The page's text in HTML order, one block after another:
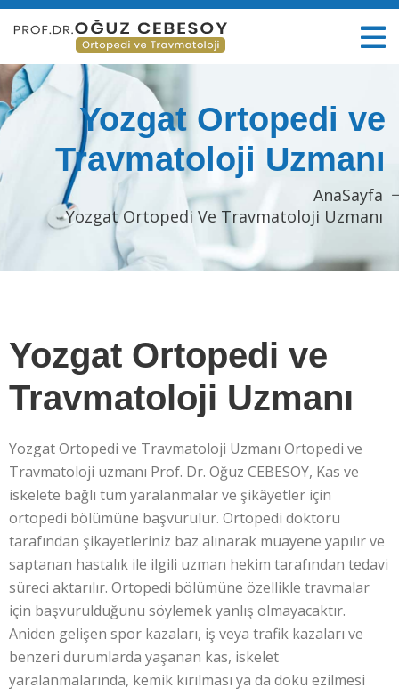
Yozgat Ortopedi ve
Travmatoloji Uzmanı
AnaSayfa
Yozgat Ortopedi Ve Travmatoloji Uzmanı
Yozgat Ortopedi ve
Travmatoloji Uzmanı
Yozgat Ortopedi ve Travmatoloji Uzmanı Ortopedi ve
Travmatoloji uzmanı Prof. Dr. Oğuz CEBESOY, Kas ve
iskelete bağlı tüm yaralanmalar ve şikâyetler için
ortopedi bölümüne başvurulur. Ortopedi doktoru
tarafından şikayetleriniz baz alınarak muayene yapılır ve
saptanan hastalık ile ilgili uzman hekim tarafından tedavi
süreci aktarılır. Ortopedi bölümüne özellikle travmalar
için başvurulduğunu söylemek yanlış olmayacaktır.
Aniden gelişen spor kazaları, iş veya trafik kazaları ve
benzeri durumlarda yaşanan kas, iskelet
yaralanmalarında, kemik kırılması ya da doku ezilmesi